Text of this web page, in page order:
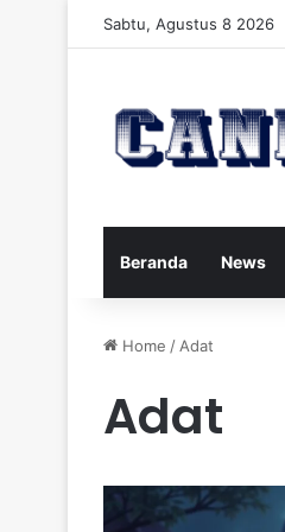
Sabtu, Agustus 8 2026
Beranda News
Home / Adat
Adat